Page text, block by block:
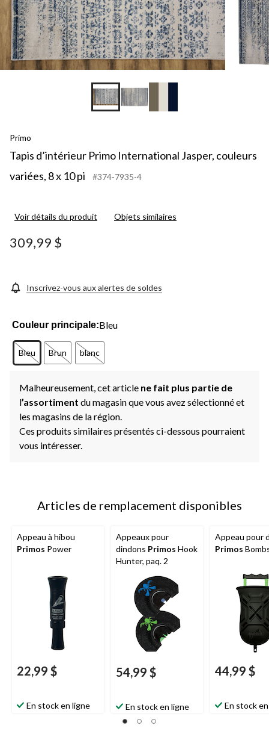
Primo
Tapis d’intérieur Primo International Jasper, couleurs
variées, 8 x 10 pi
#374-7935-4
Voir détails du produit Objets similaires
309,99 $
Inscrivez-vous aux alertes de soldes
Couleur principale:Bleu
Bleu Brun blanc
Malheureusement, cet article ne fait plus partie de
l’assortiment du magasin que vous avez sélectionné et
les magasins de la région.
Ces produits similaires présentés ci-dessous pourraient
vous intéresser.
Articles de remplacement disponibles
Appeau à hibou
Primos Power
22,99 $
En stock en ligne
Appeaux pour
dindons Primos Hook
Hunter, paq. 2
54,99 $
En stock en ligne
Appeau pour
Primos
44,99 $
En stock